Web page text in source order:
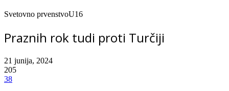
Svetovno prvenstvoU16
Praznih rok tudi proti Turčiji
21 junija, 2024
205
38